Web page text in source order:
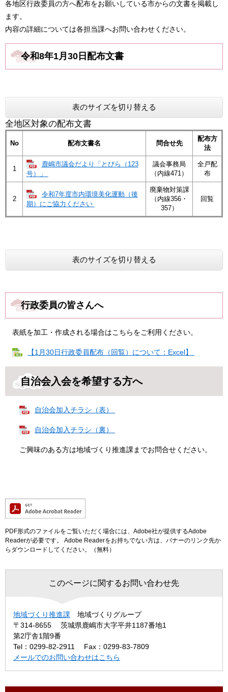
各地区行政委員の方へ配布をお願いしている市からの文書を掲載し
ます。
内容の詳細については各担当課へお問い合わせください。
令和8年1月30日配布文書
表のサイズを切り替える
全地区対象の配布文書
No 配布文書名 問合せ先
配布方
法
1
鹿嶋市議会だより「とびら（123
号）」
議会事務局
（内線471）
全戸配
布
2
令和7年度市内環境美化運動（後
期）にご協力ください​
廃棄物対策課
（内線356・
357）
回覧
表のサイズを切り替える
行政委員の皆さんへ
表紙を加工・作成される場合はこちらをご利用ください。
【1月30日行政委員配布（回覧）について：Excel】
自治会入会を希望する方へ
自治会加入チラシ（表）
自治会加入チラシ（裏）
ご興味のある方は地域づくり推進課までお問合せください。
PDF形式のファイルをご覧いただく場合には、Adobe社が提供するAdobe
Readerが必要です。
Adobe Readerをお持ちでない方は、バナーのリンク先か
らダウンロードしてください。（無料）
このページに関するお問い合わせ先
地域づくり推進課
地域づくりグループ
〒314-8655
茨城県鹿嶋市大字平井1187番地1
第2庁舎1階9番
Tel：0299-82-2911
Fax：0299-83-7809
メールでのお問い合わせはこちら